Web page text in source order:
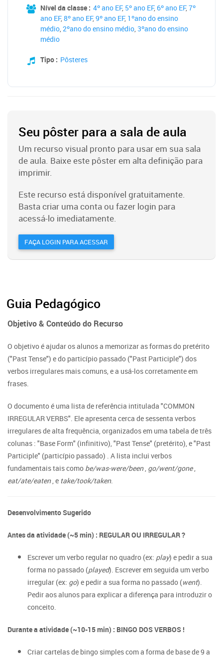
Nível da classe : 4º ano EF, 5º ano EF, 6º ano EF,7º
ano EF,8º ano EF,9º ano EF, 1ºano do ensino
médio,2ºano do ensino médio, 3ºano do ensino
médio
Tipo : Pôsteres
Seu pôster para a sala de aula
Um recurso visual pronto para usar em sua sala
de aula. Baixe este pôster em alta definição para
imprimir.
Este recurso está disponível gratuitamente.
Basta criar uma conta ou fazer login para
acessá-lo imediatamente.
FAÇA LOGIN PARA ACESSAR
Guia Pedagógico
Objetivo & Conteúdo do Recurso
O objetivo é ajudar os alunos a memorizar as formas do pretérito
("Past Tense") e do particípio passado ("Past Participle") dos
verbos irregulares mais comuns, e a usá-los corretamente em
frases.
O documento é uma lista de referência intitulada "COMMON
IRREGULAR VERBS". Ele apresenta cerca de sessenta verbos
irregulares de alta frequência, organizados em uma tabela de três
colunas : "Base Form" (infinitivo), "Past Tense" (pretérito), e "Past
Participle" (particípio passado) . A lista inclui verbos
fundamentais tais como be/was-were/been, go/went/gone,
eat/ate/eaten, e take/took/taken.
Desenvolvimento Sugerido
Antes da atividade (~5 min) : REGULAR OU IRREGULAR ?
Escrever um verbo regular no quadro (ex: play) e pedir a sua
forma no passado (played). Escrever em seguida um verbo
irregular (ex: go) e pedir a sua forma no passado (went).
Pedir aos alunos para explicar a diferença para introduzir o
conceito.
Durante a atividade (~10-15 min) : BINGO DOS VERBOS !
Criar cartelas de bingo simples com a forma de base de 9 a